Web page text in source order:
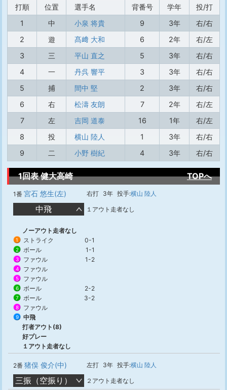
打順
位置 選手名 背番号 学年
投/打
1
中 小泉 将貴 9 3年
右/右
2
遊 髙﨑 大和 6 2年
右/左
3
三 平山 直之 5 3年
右/右
4
一 丹呉 響平 3 3年
右/右
5
捕 間中 堅 2 3年
右/右
6
右 松濤 友朗 7 2年
右/左
7
左 吉岡 道泰 16 1年
右/左
8
投 横山 陸人 1 3年
右/右
9
二 小野 樹紀 4 3年 右/右
1回表 健大高崎 TOPへ
1番 宮石 悠生(左) 右打 3年 投手:横山 陸人
中飛 １アウト走者なし
ノーアウト走者なし
1 ストライク 0-1
2 ボール 1-1
3 ファウル 1-2
4 ファウル
5 ファウル
6 ボール 2-2
7 ボール 3-2
8 ファウル
9
中飛
打者アウト(8)
好プレー
１アウト走者なし
2番 猪俣 俊介(中) 左打 3年 投手:横山 陸人
三振（空振り） ２アウト走者なし